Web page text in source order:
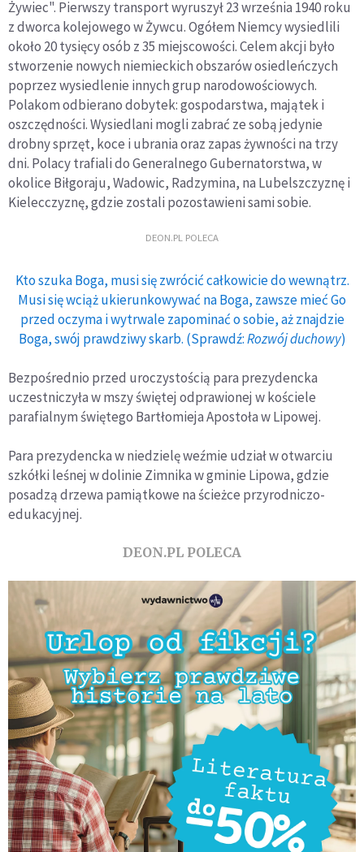
Żywiec". Pierwszy transport wyruszył 23 września 1940 roku
z dworca kolejowego w Żywcu. Ogółem Niemcy wysiedlili
około 20 tysięcy osób z 35 miejscowości. Celem akcji było
stworzenie nowych niemieckich obszarów osiedleńczych
poprzez wysiedlenie innych grup narodowościowych.
Polakom odbierano dobytek: gospodarstwa, majątek i
oszczędności. Wysiedlani mogli zabrać ze sobą jedynie
drobny sprzęt, koce i ubrania oraz zapas żywności na trzy
dni. Polacy trafiali do Generalnego Gubernatorstwa, w
okolice Biłgoraju, Wadowic, Radzymina, na Lubelszczyznę i
Kielecczyznę, gdzie zostali pozostawieni sami sobie.
DEON.PL POLECA
Kto szuka Boga, musi się zwrócić całkowicie do wewnątrz.
Musi się wciąż ukierunkowywać na Boga, zawsze mieć Go
przed oczyma i wytrwale zapominać o sobie, aż znajdzie
Boga, swój prawdziwy skarb. (Sprawdź:Rozwój duchowy)
Bezpośrednio przed uroczystością para prezydencka
uczestniczyła w mszy świętej odprawionej w kościele
parafialnym świętego Bartłomieja Apostoła w Lipowej.
Para prezydencka w niedzielę weźmie udział w otwarciu
szkółki leśnej w dolinie Zimnika w gminie Lipowa, gdzie
posadzą drzewa pamiątkowe na ścieżce przyrodniczo-
edukacyjnej.
DEON.PL POLECA